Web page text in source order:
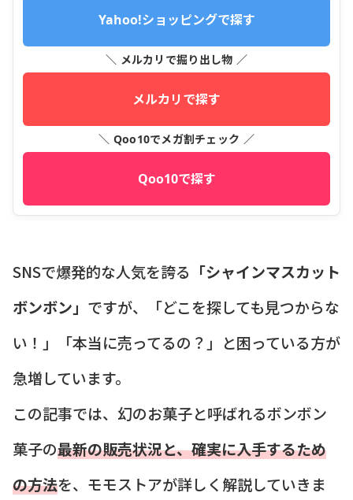
Yahoo!ショッピングで探す
＼ メルカリで掘り出し物 ／
メルカリで探す
＼ Qoo10でメガ割チェック ／
Qoo10で探す
SNSで爆発的な人気を誇る 「シャインマスカット
ボンボン」 ですが、「どこを探しても見つからな
い！」「本当に売ってるの？」と困っている方が
急増しています。
この記事では、幻のお菓子と呼ばれるボンボン
菓子の最新の販売状況と、確実に入手するため
の方法を、モモストアが詳しく解説していきま